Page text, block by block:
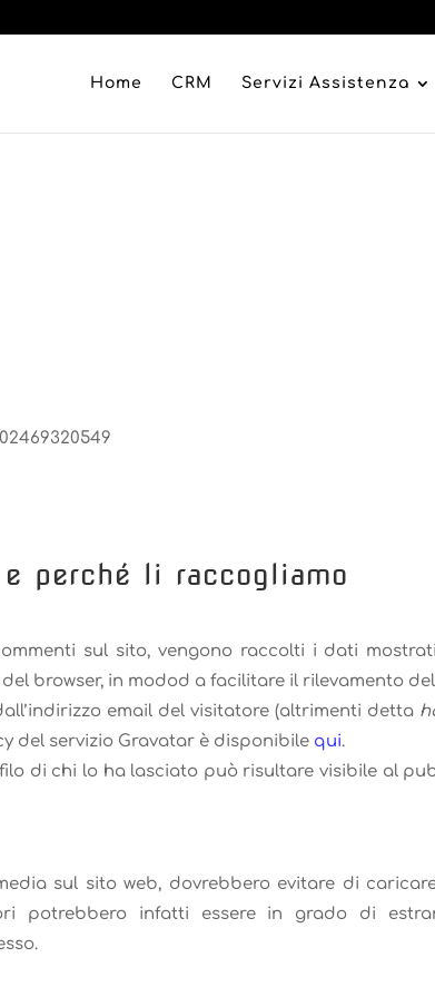
Home CRM Servizi Assistenza
perché li raccogliamo
sul sito, vengono raccolti i dati
browser, in modod a facilitare il rilevamento
email del visitatore (altrimenti detta
del servizio Gravatar è disponibile qui.
di chi lo ha lasciato può risultare visibile al
sul sito web, dovrebbero evitare di
potrebbero infatti essere in grado di